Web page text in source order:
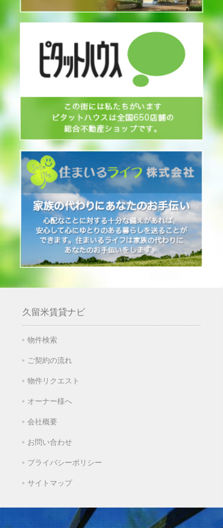
久留米賃貸ナビ
物件検索
ご契約の流れ
物件リクエスト
オーナー様へ
会社概要
お問い合わせ
プライバシーポリシー
サイトマップ